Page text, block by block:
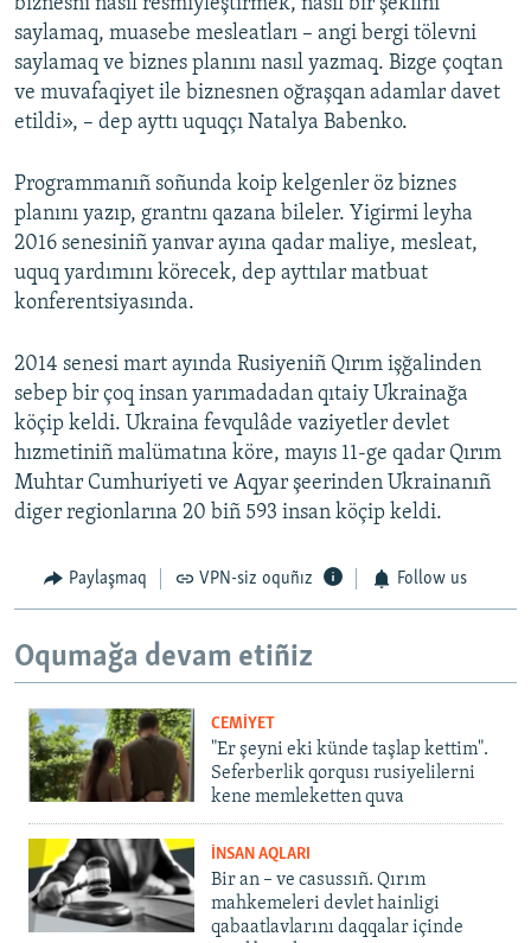
biznesni nasıl resmiyleştirmek, nasıl bir şekilni
saylamaq, muasebe mesleatları – angi bergi tölevni
saylamaq ve biznes planını nasıl yazmaq. Bizge çoqtan
ve muvafaqiyet ile biznesnen oğraşqan adamlar davet
etildi», – dep ayttı uquqçı Natalya Babenko.
Programmanıñ soñunda koip kelgenler öz biznes
planını yazıp, grantnı qazana bileler. Yigirmi leyha
2016 senesiniñ yanvar ayına qadar maliye, mesleat,
uquq yardımını körecek, dep ayttılar matbuat
konferentsiyasında.
2014 senesi mart ayında Rusiyeniñ Qırım işğalinden
sebep bir çoq insan yarımadadan qıtaiy Ukrainağa
köçip keldi. Ukraina fevqulâde vaziyetler devlet
hızmetiniñ malümatına köre, mayıs 11-ge qadar Qırım
Muhtar Cumhuriyeti ve Aqyar şeerinden Ukrainanıñ
diger regionlarına 20 biñ 593 insan köçip keldi.
Paylaşmaq VPN-siz oquñız Follow us
Oqumağa devam etiñiz
CEMİYET
"Er şeyni eki künde taşlap kettim".
Seferberlik qorqusı rusiyelilerni
kene memleketten quva
İNSAN AQLARI
Bir an – ve casussıñ. Qırım
mahkemeleri devlet hainligi
qabaatlavlarını daqqalar içinde